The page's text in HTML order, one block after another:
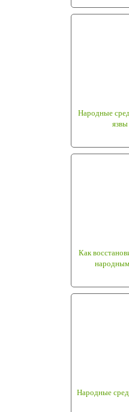
Народные
Как
Народные